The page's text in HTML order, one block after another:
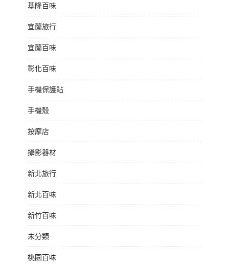
基隆百味
宜蘭旅行
宜蘭百味
彰化百味
手機保護貼
手機殼
按摩店
攝影器材
新北旅行
新北百味
新竹百味
未分類
桃園百味